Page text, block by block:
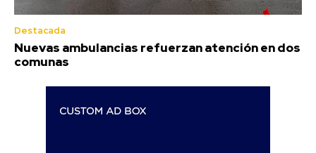
Destacada
Nuevas ambulancias refuerzan atención en dos
comunas